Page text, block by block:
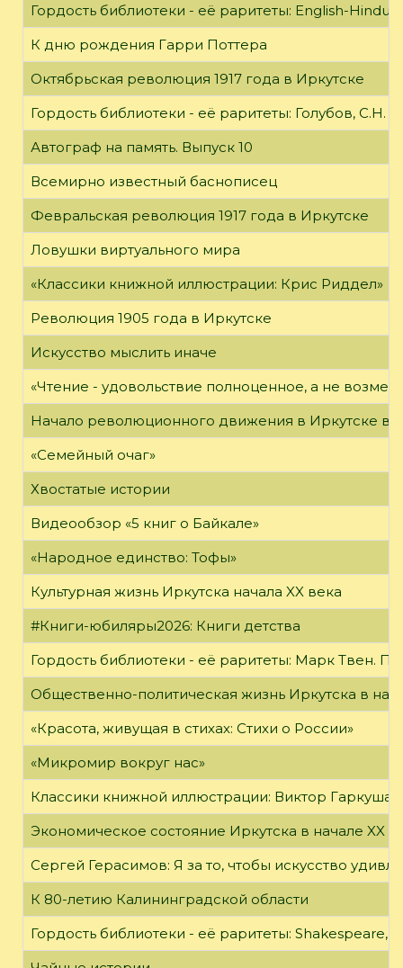
Гордость библиотеки - её раритеты: English-
К дню рождения Гарри Поттера
Октябрьская революция 1917 года в Иркутске
Гордость библиотеки - её раритеты: Голубов, С.Н.
Автограф на память. Выпуск 10
Всемирно известный баснописец
Февральская революция 1917 года в Иркутске
Ловушки виртуального мира
«Классики книжной иллюстрации: Крис Риддел»
Революция 1905 года в Иркутске
Искусство мыслить иначе
«Чтение - удовольствие полноценное, а не
Начало революционного движения в Иркутске в
«Семейный очаг»
Хвостатые истории
Видеообзор «5 книг о Байкале»
«Народное единство: Тофы»
Культурная жизнь Иркутска начала XX века
#Книги-юбиляры2026: Книги детства
Гордость библиотеки - её раритеты: Марк Твен.
Общественно-политическая жизнь Иркутска в
«Красота, живущая в стихах: Стихи о России»
«Микромир вокруг нас»
Классики книжной иллюстрации: Виктор Гаркуша
Экономическое состояние Иркутска в начале XX
Сергей Герасимов: Я за то, чтобы искусство
К 80-летию Калининградской области
Гордость библиотеки - её раритеты: Shakespeare,